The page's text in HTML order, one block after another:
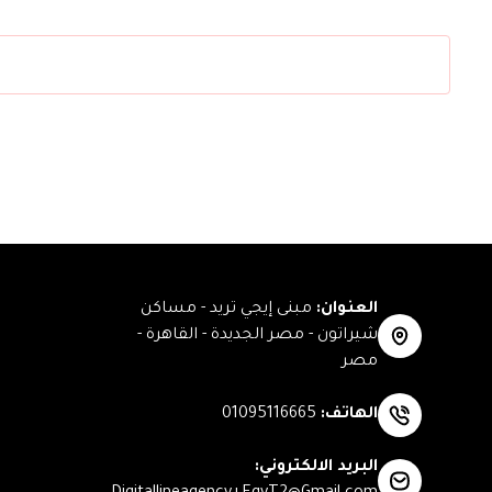
العنوان: مبنى إيجي تريد - مساكن
شيراتون - مصر الجديدة - القاهرة -
مصر
الهاتف:
01095116665
البريد الالكتروني: